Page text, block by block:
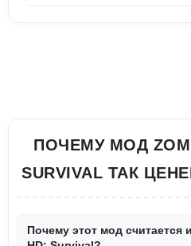
ПОЧЕМУ МОД
SURVIVAL ТАК
Почему этот мод